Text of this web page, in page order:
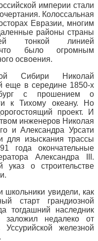
империи стали
Колоссальная
Евразии, многим
районы страны
тонкой линией
что было огромным
освоения.
Сибири Николай
еще в середине 1850-х
с прошением о
к Тихому океану. Но
проект. И
инженеров Николая
и Александра Урсати
для изыскания трассы
года окончательные
Александра III.
о строительстве
школьники увидели, как
старт грандиозной
тогдашний наследник
заложил недалеко от
железной